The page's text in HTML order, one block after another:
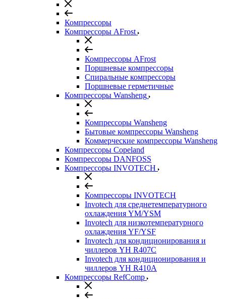
Компрессоры
Компрессоры AFrost
Компрессоры AFrost
Поршневые компрессоры
Спиральные компрессоры
Поршневые герметичные
Компрессоры Wansheng
Компрессоры Wansheng
Бытовые компрессоры Wansheng
Коммерческие компрессоры Wansheng
Компрессоры Copeland
Компрессоры DANFOSS
Компрессоры INVOTECH
Компрессоры INVOTECH
Invotech для среднетемпературного
охлаждения YM/YSM
Invotech для низкотемпературного
охлаждения YF/YSF
Invotech для кондиционирования и
чиллеров YH R407C
Invotech для кондиционирования и
чиллеров YH R410A
Компрессоры RefComp